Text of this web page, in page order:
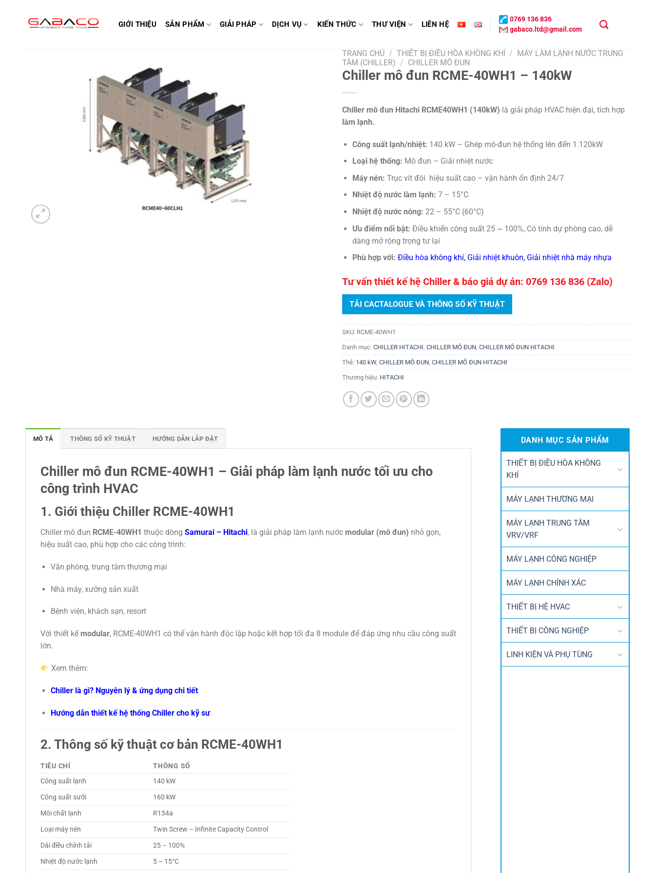
GIỚI THIỆU SẢN PHẨM GIẢI PHÁP DỊCH VỤ KIẾN THỨC THƯ VIỆN LIÊN HỆ
gabaco.ltd@gmail.com
0769 136 836
TRANG CHỦ / THIẾT BỊ ĐIỀU HÒA KHÔNG KHÍ / MÁY LÀM LẠNH NƯỚC TRUNG
TÂM (CHILLER) / CHILLER MÔ ĐUN
Chiller mô đun RCME-40WH1 – 140kW
Chiller mô đun Hitachi RCME40WH1 (140kW) là giải pháp HVAC hiện đại, tích hợp
làm lạnh.
Công suất lạnh/nhiệt: 140 kW – Ghép mô-đun hệ thống lên đến 1.120kW
Loại hệ thống: Mô đun – Giải nhiệt nước
Máy nén: Trục vít đôi hiệu suất cao – vận hành ổn định 24/7
Nhiệt độ nước làm lạnh: 7 – 15°C
Nhiệt độ nước nóng: 22 – 55°C (60°C)
Ưu điểm nổi bật: Điều khiển công suất 25 ~ 100%, Có tính dự phòng cao, dễ
dàng mở rộng trọng tư lại
Phù hợp với: Điều hòa không khí, Giải nhiệt khuôn, Giải nhiệt nhà máy nhựa
Tư vấn thiết kế hệ Chiller & báo giá dự án: 0769 136 836 (Zalo)
TẢI CACTALOGUE VÀ THÔNG SỐ KỸ THUẬT
SKU: RCME-40WH1
Danh mục: CHILLER HITACHI CHILLER MÔ ĐUN CHILLER MÔ ĐUN HITACHI
Thẻ: 140 kW, CHILLER MÔ ĐUN CHILLER MÔ ĐUN HITACHI
Thương hiệu: HITACHI
MÔ TẢ THÔNG SỐ KỸ THUẬT HƯỚNG DẪN LẮP ĐẶT
Chiller mô đun RCME-40WH1 – Giải pháp làm lạnh nước tối ưu cho
công trình HVAC
1. Giới thiệu Chiller RCME-40WH1
Chiller mô đun RCME-40WH1 thuộc dòng Samurai – Hitachi, là giải pháp làm lạnh nước modular (mô đun) nhỏ gọn,
hiệu suất cao, phù hợp cho các công trình:
Văn phòng, trung tâm thương mại
Nhà máy, xưởng sản xuất
Bệnh viện, khách sạn, resort
Với thiết kế modular, RCME-40WH1 có thể vận hành độc lập hoặc kết hợp tối đa 8 module để đáp ứng nhu cầu công suất
lớn.
Xem thêm:
Chiller là gì? Nguyên lý & ứng dụng chi tiết
Hướng dẫn thiết kế hệ thống Chiller cho kỹ sư
2. Thông số kỹ thuật cơ bản RCME-40WH1
TIÊU CHÍ
THÔNG SỐ
Công suất lạnh
140 kW
Công suất sưởi
160 kW
Môi chất lạnh
R134a
Loại máy nén
Twin Screw – Infinite Capacity Control
Dải điều chỉnh tải
25 – 100%
Nhiệt độ nước lạnh
5 – 15°C
DANH MỤC SẢN PHẨM
THIẾT BỊ ĐIỀU HÒA KHÔNG
KHÍ
MÁY LẠNH THƯƠNG MẠI
MÁY LẠNH TRUNG TÂM
VRV/VRF
MÁY LẠNH CÔNG NGHIỆP
MÁY LẠNH CHÍNH XÁC
THIẾT BỊ HỆ HVAC
THIẾT BỊ CÔNG NGHIỆP
LINH KIỆN VÀ PHỤ TÙNG